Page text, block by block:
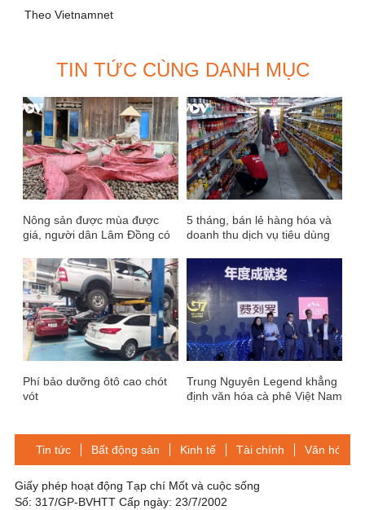
Theo Vietnamnet
TIN TỨC CÙNG DANH MỤC
Nông sản được mùa được
giá, người dân Lâm Đồng có
5 tháng, bán lẻ hàng hóa và
doanh thu dịch vụ tiêu dùng
Phí bảo dưỡng ôtô cao chót
vót
Trung Nguyên Legend khẳng
định văn hóa cà phê Việt Nam
Tin tức Bất động sản Kinh tế Tài chính Văn hóa-
Giấy phép hoạt động Tạp chí Mốt và cuộc sống
Số: 317/GP-BVHTT Cấp ngày: 23/7/2002